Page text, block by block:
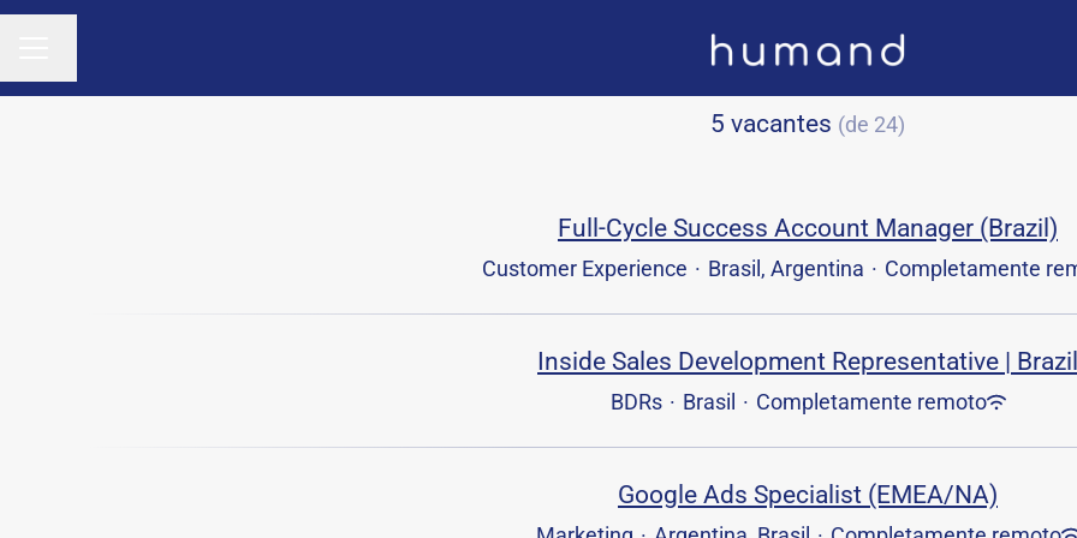
5 vacantes (de 24)
Full-Cycle Success Account Manager (Brazil)
Customer Experience · Brasil, Argentina · Completamente
Inside Sales Development Representative | Brazil
BDRs · Brasil · Completamente remoto
Google Ads Specialist (EMEA/NA)